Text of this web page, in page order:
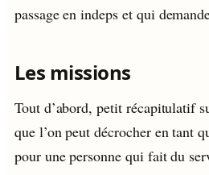
passage en indeps et qui
Les missions
Tout d’abord, petit récapitulatif
que l’on peut décrocher en tant
pour une personne qui fait du